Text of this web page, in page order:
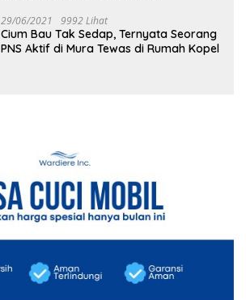
29/06/2021 9992 Lihat
Cium Bau Tak Sedap, Ternyata Seorang
PNS Aktif di Mura Tewas di Rumah Kopel